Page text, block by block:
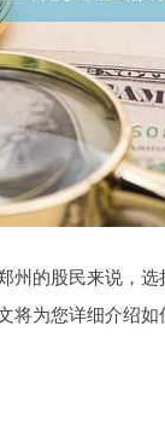
州的股民来说，
将为您详细介绍